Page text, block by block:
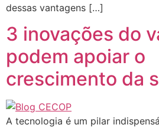
dessas vantagens […]
3 inovações do
podem apoiar o
crescimento da
A tecnologia é um pilar